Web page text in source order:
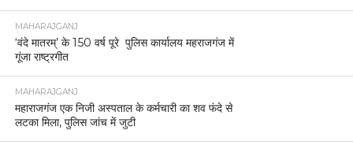
MAHARAJGANJ
‘वंदे मातरम्’ के 150 वर्ष पूरे पुलिस कार्यालय महराजगंज में
गूंजा राष्ट्रगीत
MAHARAJGANJ
महाराजगंज एक निजी अस्पताल के कर्मचारी का शव फंदे से
लटका मिला, पुलिस जांच में जुटी